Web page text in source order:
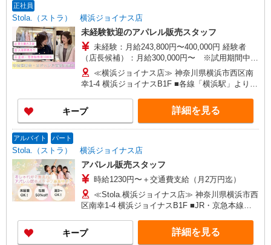
正社員
Stola.（ストラ） 横浜ジョイナス店
未経験歓迎のアパレル販売スタッフ
未経験：月給243,800円〜400,000円 経験者
（店長候補）：月給300,000円〜 ※試用期間中は
270,000円〜 ★固定残業手当：30,800円（月給に
含む） ※経験・能力考慮 ※固定残業時間は1ヶ月
あたり20時間、超過時は追加で残業手当支給 ※月
3万円まで交通費支給 ※試用期間（2〜3ヶ月）も
同条件 【手当】固定残業手当／資格手当／店舗職
制手当／住宅手当（実家外かつ賃貸の場合のみ別
当の種類はエリアにより異なります。詳細は面接
時にお尋ねください。 ＼入社３大特典キャンペー
ン実施中！／※詳細は備考欄にて
≪横浜ジョイナス店≫ 神奈川県横浜市西区南
幸1-4 横浜ジョイナスB1F ■各線「横浜駅」より徒
キープ 詳細を見る
アルバイト パート
Stola.（ストラ） 横浜ジョイナス店
アパレル販売スタッフ
時給1230円〜＋交通費支給（月2万円迄）
≪Stola.横浜ジョイナス店≫ 神奈川県横浜市西
区南幸1-4 横浜ジョイナスB1F ■JR・京急本線・
駅」西口より徒歩3分
キープ 詳細を見る